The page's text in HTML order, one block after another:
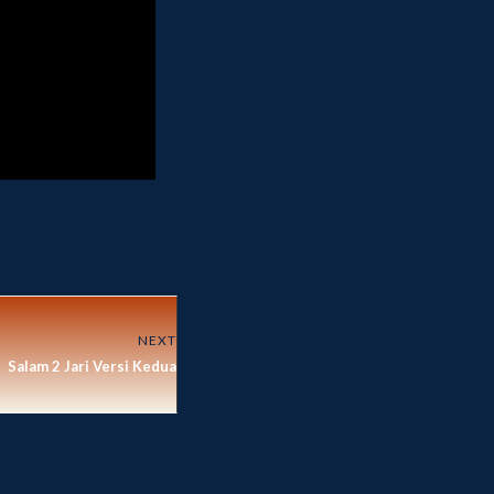
NEXT
Salam 2 Jari Versi Kedua